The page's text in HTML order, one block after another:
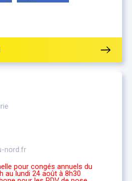
nord.fr
pour congés annuels du
au lundi 24 août à 8h30